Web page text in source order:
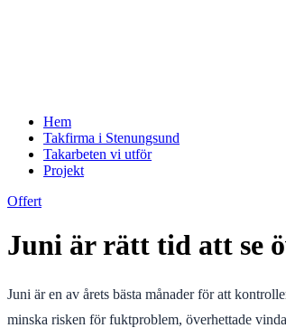
Hem
Takfirma i Stenungsund
Takarbeten vi utför
Projekt
Offert
Juni är rätt tid att se
Juni är en av årets bästa månader för att
minska risken för fuktproblem, överhettade